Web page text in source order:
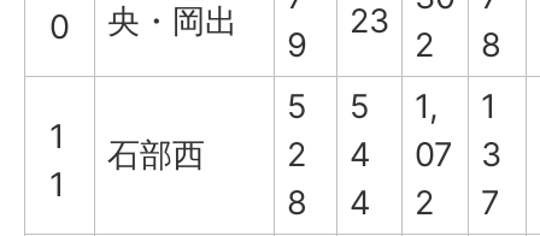
0
央・岡出
9
23
2
8
1
1
石部西
5
2
8
5
4
4
1,
07
2
1
3
7